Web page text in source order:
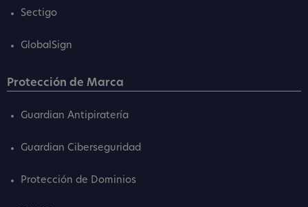
Sectigo
GlobalSign
Protección de Marca
Guardian Antipiratería
Guardian Ciberseguridad
Protección de Dominios